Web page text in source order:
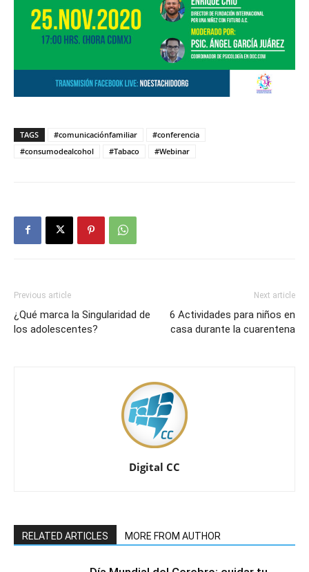
TAGS #comunicaciónfamiliar
#conferencia
#consumodealcohol
#Tabaco #Webinar
Previous article
¿Qué marca la Singularidad de
los adolescentes?
Next article
6 Actividades para niños en
casa durante la cuarentena
Digital CC
RELATED ARTICLES MORE FROM AUTHOR